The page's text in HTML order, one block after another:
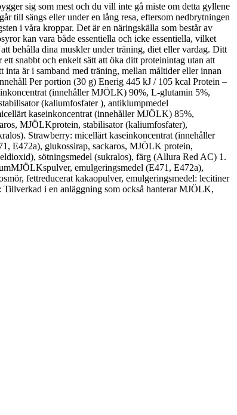
sig som mest och du vill inte gå miste om detta gyllene
till sängs eller under en lång resa, eftersom nedbrytningen
i våra kroppar. Det är en näringskälla som består av
kan vara både essentiella och icke essentiella, vilket
behålla dina muskler under träning, diet eller vardag. Ditt
snabbt och enkelt sätt att öka ditt proteinintag utan att
är i samband med träning, mellan måltider eller innan
Per portion (30 g) Enerig 445 kJ / 105 kcal Protein –
(innehåller MJÖLK) 90%, L-glutamin 5%,
(kaliumfosfater ), antiklumpmedel
kaseinkoncentrat (innehåller MJÖLK) 85%,
MJÖLKprotein, stabilisator (kaliumfosfater),
Strawberry: micellärt kaseinkoncentrat (innehåller
E472a), glukossirap, sackaros, MJÖLK protein,
sötningsmedel (sukralos), färg (Allura Red AC) 1.
emulgeringsmedel (E471, E472a),
fettreducerat kakaopulver, emulgeringsmedel: lecitiner
i en anläggning som också hanterar MJÖLK,